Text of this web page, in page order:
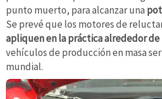
punto muerto, para alcanzar una
Se prevé que los motores de
apliquen en la práctica alrededor de
vehículos de producción en masa
mundial.